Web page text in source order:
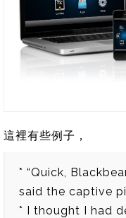
這裡有些例子，
* “Quick,
said the captive
* I thought I had